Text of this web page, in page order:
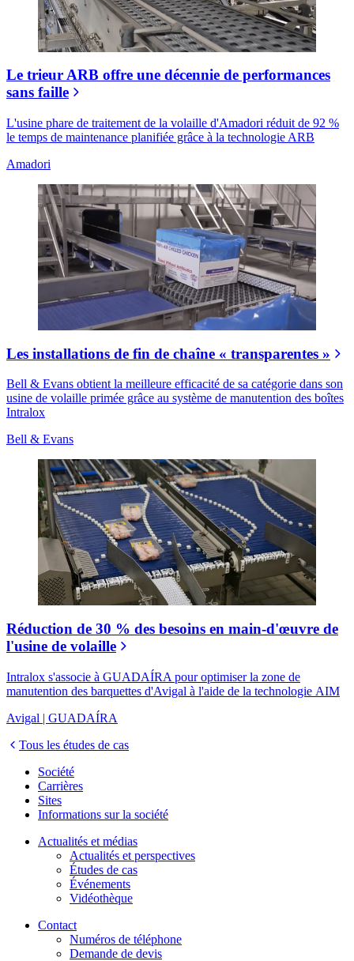
Le trieur ARB offre une décennie de performances
sans faille
L'usine phare de traitement de la volaille d'Amadori réduit de 92 %
le temps de maintenance planifiée grâce à la technologie ARB
Amadori
Les installations de fin de chaîne « transparentes »
Bell & Evans obtient la meilleure efficacité de sa catégorie dans son
usine de volaille primée grâce au système de manutention des boîtes
Intralox
Bell & Evans
Réduction de 30 % des besoins en main-d'œuvre de
l'usine de volaille
Intralox s'associe à GUADAÍRA pour optimiser la zone de
manutention des barquettes d'Avigal à l'aide de la technologie AIM
Avigal | GUADAÍRA
Tous les études de cas
Société
Carrières
Sites
Informations sur la société
Actualités et médias
Actualités et perspectives
Études de cas
Événements
Vidéothèque
Contact
Numéros de téléphone
Demande de devis